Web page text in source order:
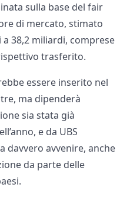
sulla base del fair
di mercato, stimato
38,2 miliardi, comprese
trasferito.
essere inserito nel
ma dipenderà
sia stata già
e da UBS
davvero avvenire, anche
da parte delle